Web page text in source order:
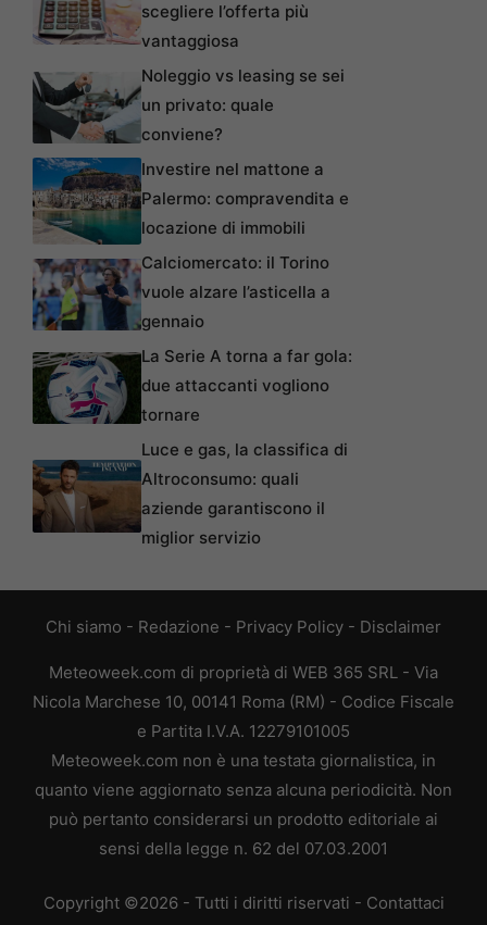
scegliere l’offerta più
vantaggiosa
Noleggio vs leasing se sei
un privato: quale
conviene?
Investire nel mattone a
Palermo: compravendita e
locazione di immobili
Calciomercato: il Torino
vuole alzare l’asticella a
gennaio
La Serie A torna a far gola:
due attaccanti vogliono
tornare
Luce e gas, la classifica di
Altroconsumo: quali
aziende garantiscono il
miglior servizio
Chi siamo - Redazione - Privacy Policy - Disclaimer
Meteoweek.com di proprietà di WEB 365 SRL - Via
Nicola Marchese 10, 00141 Roma (RM) - Codice Fiscale
e Partita I.V.A. 12279101005
Meteoweek.com non è una testata giornalistica, in
quanto viene aggiornato senza alcuna periodicità. Non
può pertanto considerarsi un prodotto editoriale ai
sensi della legge n. 62 del 07.03.2001
Copyright ©2026 - Tutti i diritti riservati - Contattaci